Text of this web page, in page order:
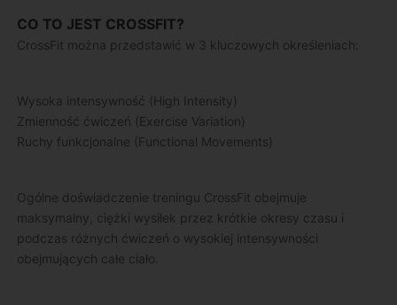
CO TO JEST CROSSFIT?
CrossFit można przedstawić w 3 kluczowych określeniach:
Wysoka intensywność (High Intensity)
Zmienność ćwiczeń (Exercise Variation)
Ruchy funkcjonalne (Functional Movements)
Ogólne doświadczenie treningu CrossFit obejmuje
maksymalny, ciężki wysiłek przez krótkie okresy czasu i
podczas różnych ćwiczeń o wysokiej intensywności
obejmujących całe ciało.